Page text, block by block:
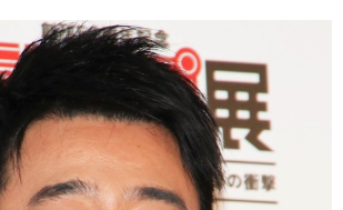
その他